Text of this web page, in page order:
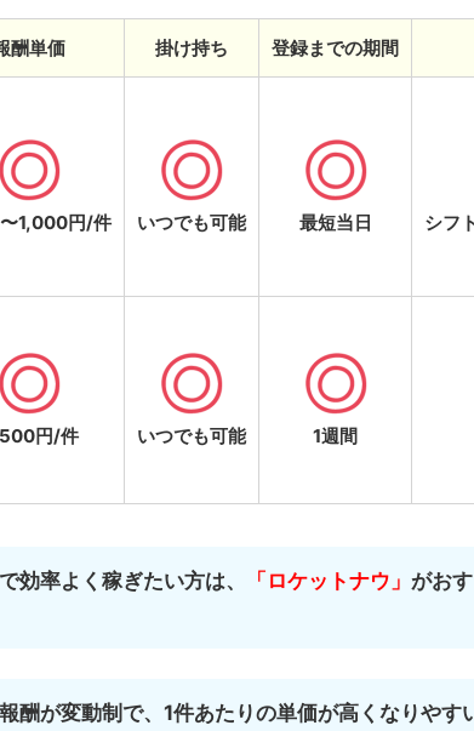
酬単価 掛け持ち 登録までの期間
1,000円/件 いつでも可能 最短当日 シフ
円/件 いつでも可能 1週間
効率よく稼ぎたい方は、 「ロケットナウ」 がおす
酬が変動制で、1件あたりの単価が高くなりやす